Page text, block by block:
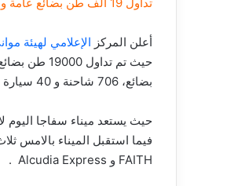
أعلن المركز الإعلامي لهيئة
بضائع، 706 شاحنة و 40 سيارة فيما شملت حركة الصادرات 14000 طن بضائع، 586 شاحنة و 10 سيارة.
حيث يستعد ميناء سفاجا اليوم
فيما استقبل الميناء بالامس
FAITH و Alcudia Express .